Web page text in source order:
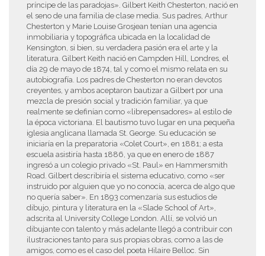
príncipe de las paradojas». Gilbert Keith Chesterton, nació en
el seno de una familia de clase media. Sus padres, Arthur
Chesterton y Marie Louise Grosjean tenían una agencia
inmobiliaria y topográfica ubicada en la localidad de
Kensington, si bien, su verdadera pasión era el arte y la
literatura. Gilbert Keith nació en Campden Hill, Londres, el
día 29 de mayo de 1874, tal y como el mismo relata en su
autobiografía. Los padres de Chesterton no eran devotos
creyentes, y ambos aceptaron bautizar a Gilbert por una
mezcla de presión social y tradición familiar, ya que
realmente se definían como «librepensadores» al estilo de
la época victoriana. El bautismo tuvo lugar en una pequeña
iglesia anglicana llamada St. George. Su educación se
iniciaría en la preparatoria «Colet Court», en 1881; a esta
escuela asistiría hasta 1886, ya que en enero de 1887
ingresó a un colegio privado «St. Paul» en Hammersmith
Road. Gilbert describiría el sistema educativo, como «ser
instruido por alguien que yo no conocía, acerca de algo que
no quería saber». En 1893 comenzaría sus estudios de
dibujo, pintura y literatura en la «Slade School of Art»,
adscrita al University College London. Allí, se volvió un
dibujante con talento y más adelante llegó a contribuir con
ilustraciones tanto para sus propias obras, como a las de
amigos, como es el caso del poeta Hilaire Belloc. Sin